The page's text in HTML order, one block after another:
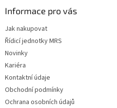
Informace pro vás
Jak nakupovat
Řídicí jednotky MRS
Novinky
Kariéra
Kontaktní údaje
Obchodní podmínky
Ochrana osobních údajů